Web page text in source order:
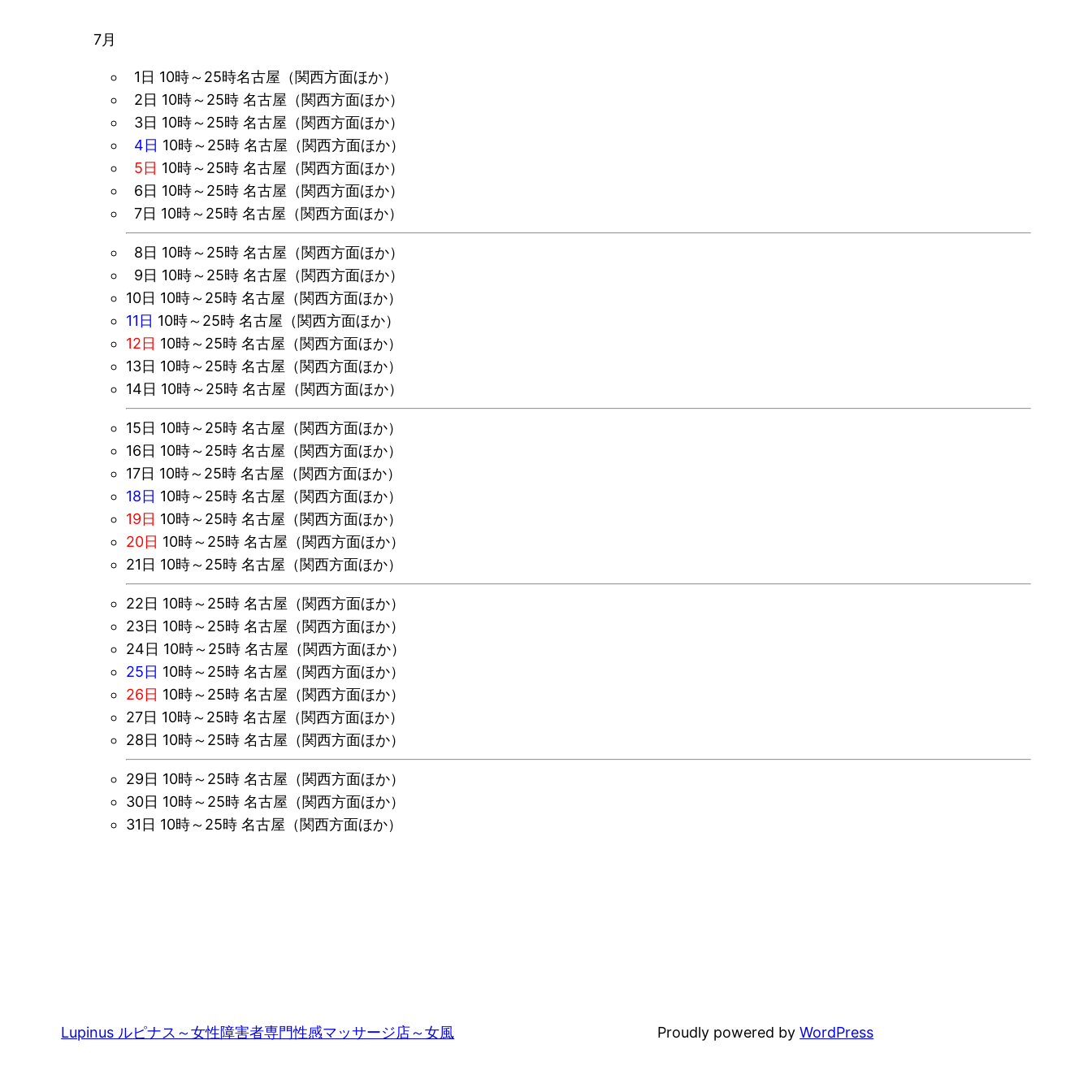
7月
1 日 10時～25時名古屋（関西方面ほか）
2日 10時～25時 名古屋（関西方面ほか）
3日 10時～25時 名古屋（関西方面ほか）
4日 10時～25時 名古屋（関西方面ほか）
5日 10時～25時 名古屋（関西方面ほか）
6日 10時～25時 名古屋（関西方面ほか）
7日 10時～25時 名古屋（関西方面ほか）
8日 10時～25時 名古屋（関西方面ほか）
9日 10時～25時 名古屋（関西方面ほか）
10日 10時～25時 名古屋（関西方面ほか）
11日 10時～25時 名古屋（関西方面ほか）
12日 10時～25時 名古屋（関西方面ほか）
13日 10時～25時 名古屋（関西方面ほか）
14日 10時～25時 名古屋（関西方面ほか）
15日 10時～25時 名古屋（関西方面ほか）
16日 10時～25時 名古屋（関西方面ほか）
17日 10時～25時 名古屋（関西方面ほか）
18日 10時～25時 名古屋（関西方面ほか）
19日 10時～25時 名古屋（関西方面ほか）
20日 10時～25時 名古屋（関西方面ほか）
21日 10時～25時 名古屋（関西方面ほか）
22日 10時～25時 名古屋（関西方面ほか）
23日 10時～25時 名古屋（関西方面ほか）
24日 10時～25時 名古屋（関西方面ほか）
25日 10時～25時 名古屋（関西方面ほか）
26日 10時～25時 名古屋（関西方面ほか）
27日 10時～25時 名古屋（関西方面ほか）
28日 10時～25時 名古屋（関西方面ほか）
29日 10時～25時 名古屋（関西方面ほか）
30日 10時～25時 名古屋（関西方面ほか）
31日 10時～25時 名古屋（関西方面ほか）
Lupinus ルピナス～女性障害者専門性感マッサージ店～女風 Proudly powered byWordPress